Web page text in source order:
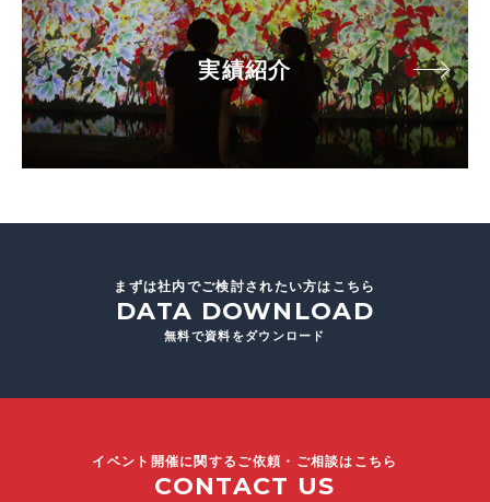
実績紹介
まずは社内でご検討されたい方はこちら
DATA DOWNLOAD
無料で資料をダウンロード
イベント開催に関するご依頼・ご相談はこちら
CONTACT US